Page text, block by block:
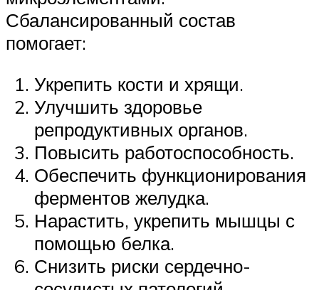
Сбалансированный состав
помогает:
Укрепить кости и хрящи.
Улучшить здоровье
репродуктивных органов.
Повысить работоспособность.
Обеспечить функционирования
ферментов желудка.
Нарастить, укрепить мышцы с
помощью белка.
Снизить риски сердечно-